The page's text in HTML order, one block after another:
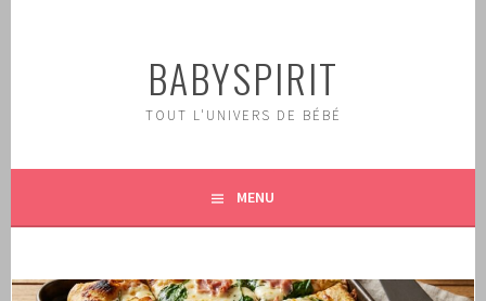
BABYSPIRIT
TOUT L'UNIVERS DE BÉBÉ
MENU